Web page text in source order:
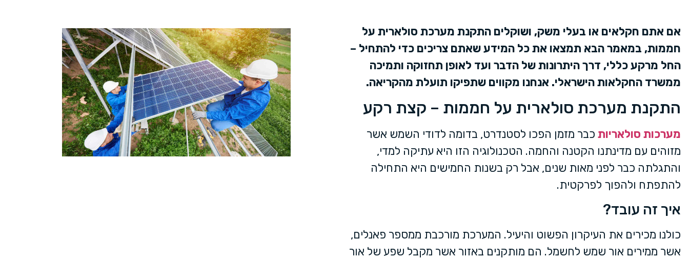
אם אתם חקלאים או בעלי משק, ושוקלים התקנת מערכת סולארית על
חממות, במאמר הבא תמצאו את כל המידע שאתם צריכים כדי להתחיל –
החל מרקע כללי, דרך היתרונות של הדבר ועד לאופן תחזוקה ותמיכה
ממשרד החקלאות הישראלי. אנחנו מקווים שתפיקו תועלת מהקריאה.
התקנת מערכת סולארית על חממות – קצת רקע
מערכות סולאריות כבר מזמן הפכו לסטנדרט, בדומה לדודי השמש אשר
מזוהים עם מדינתנו הקטנה והחמה. הטכנולוגיה הזו היא עתיקה למדי,
והתגלתה כבר לפני מאות שנים, אבל רק בשנות החמישים היא התחילה
להתפתח ולהפוך לפרקטית.
איך זה עובד?
כולנו מכירים את העיקרון הפשוט והיעיל. המערכת מורכבת ממספר פאנלים,
אשר ממירים אור שמש לחשמל. הם מותקנים באזור אשר מקבל שפע של אור